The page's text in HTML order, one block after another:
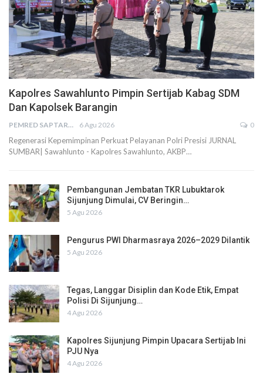
Kapolres Sawahlunto Pimpin Sertijab Kabag SDM
Dan Kapolsek Barangin
PEMRED SAPTARIUS 6 Agu 2026 0
Regenerasi Kepemimpinan Perkuat Pelayanan Polri Presisi JURNAL
SUMBAR| Sawahlunto - Kapolres Sawahlunto, AKBP…
Pembangunan Jembatan TKR Lubuktarok
Sijunjung Dimulai, CV Beringin…
5 Agu 2026
Pengurus PWI Dharmasraya 2026–2029 Dilantik
5 Agu 2026
Tegas, Langgar Disiplin dan Kode Etik, Empat
Polisi Di Sijunjung…
4 Agu 2026
Kapolres Sijunjung Pimpin Upacara Sertijab Ini
PJU Nya
4 Agu 2026